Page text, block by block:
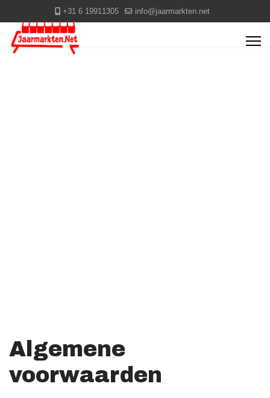
+31 6 19911305 info@jaarmarkten.net
Algemene
voorwaarden